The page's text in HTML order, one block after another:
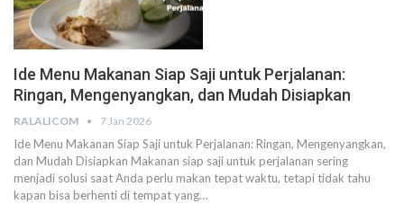
Ide Menu Makanan Siap Saji untuk Perjalanan:
Ringan, Mengenyangkan, dan Mudah Disiapkan
RALALICOM 7 Jan 2026
Ide Menu Makanan Siap Saji untuk Perjalanan: Ringan, Mengenyangkan,
dan Mudah Disiapkan Makanan siap saji untuk perjalanan sering
menjadi solusi saat Anda perlu makan tepat waktu, tetapi tidak tahu
kapan bisa berhenti di tempat yang…